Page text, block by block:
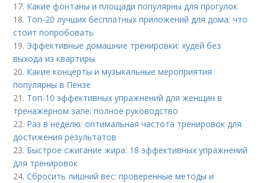
17. Какие фонтаны и площади популярны для прогулок
18. Топ-20 лучших бесплатных приложений для дома: что
стоит попробовать
19. Эффективные домашние тренировки: худей без
выхода из квартиры
20. Какие концерты и музыкальные мероприятия
популярны в Пензе
21. Топ-10 эффективных упражнений для женщин в
тренажерном зале: полное руководство
22. Раз в неделю: оптимальная частота тренировок для
достижения результатов
23. Быстрое сжигание жира: 18 эффективных упражнений
для тренировок
24.Сбросить лишний вес: проверенные методы и